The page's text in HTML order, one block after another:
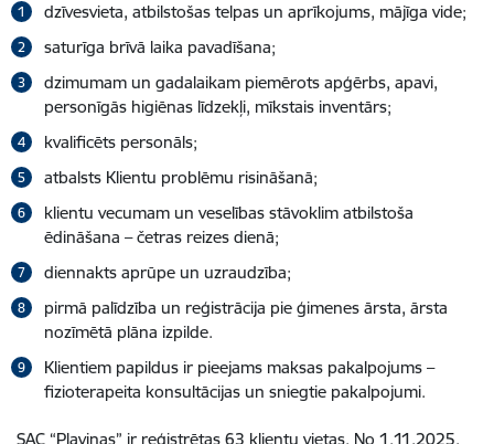
dzīvesvieta, atbilstošas telpas un aprīkojums, mājīga vide;
saturīga brīvā laika pavadīšana;
dzimumam un gadalaikam piemērots apģērbs, apavi,
personīgās higiēnas līdzekļi, mīkstais inventārs;
kvalificēts personāls;
atbalsts Klientu problēmu risināšanā;
klientu vecumam un veselības stāvoklim atbilstoša
ēdināšana – četras reizes dienā;
diennakts aprūpe un uzraudzība;
pirmā palīdzība un reģistrācija pie ģimenes ārsta, ārsta
nozīmētā plāna izpilde.
Klientiem papildus ir pieejams maksas pakalpojums –
fizioterapeita konsultācijas un sniegtie pakalpojumi.
SAC “Pļaviņas” ir reģistrētas 63 klientu vietas. No 1.11.2025.